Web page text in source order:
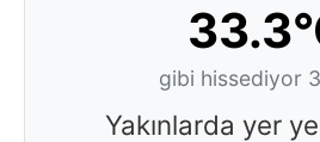
gibi hissediyor
Yakınlarda yer